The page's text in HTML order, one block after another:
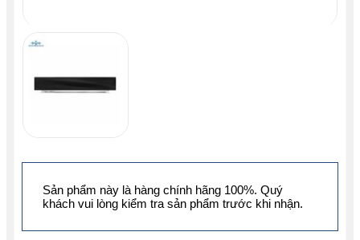
Sản phẩm này là hàng chính hãng 100%. Quý
khách vui lòng kiểm tra sản phẩm trước khi nhận.